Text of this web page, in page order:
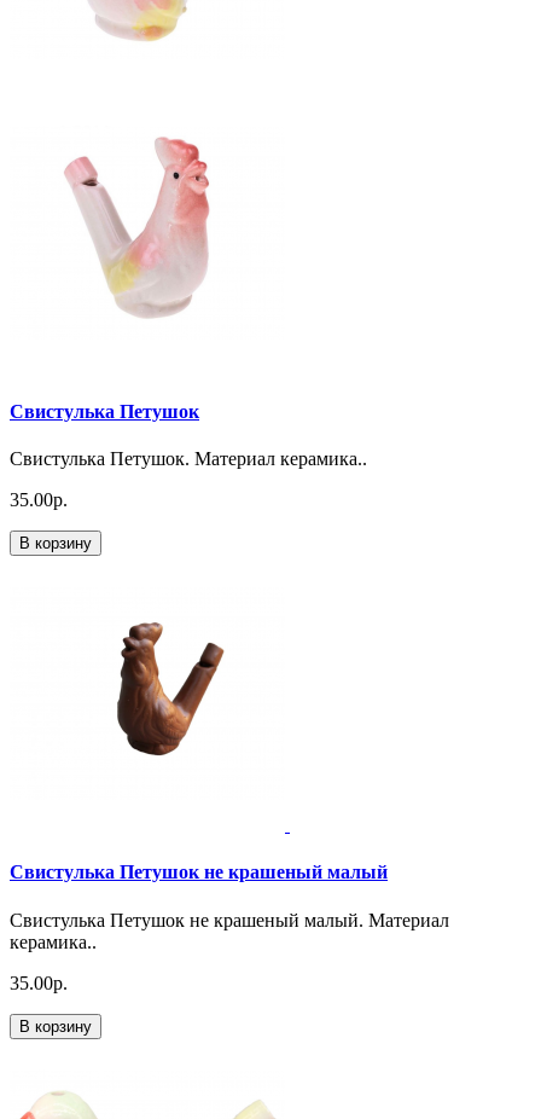
Свистулька Петушок
Свистулька Петушок. Материал керамика..
35.00р.
В корзину
Свистулька Петушок не крашеный малый
Свистулька Петушок не крашеный малый. Материал
керамика..
35.00р.
В корзину